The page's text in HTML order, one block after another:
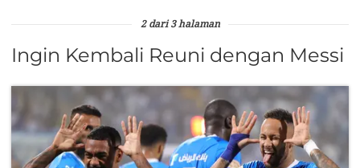
2 dari 3 halaman
Ingin Kembali Reuni dengan Messi